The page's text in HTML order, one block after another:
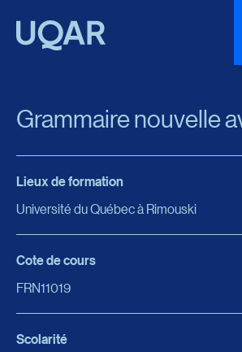
Espacement du texte
Grammaire nouvelle
Lieux de formation
Université du Québec à Rimouski
Cote de cours
FRN11019
Scolarité